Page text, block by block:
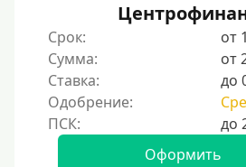
Срок:
от
Сумма:
от
Ставка:
до
Одобрение:
Оформить